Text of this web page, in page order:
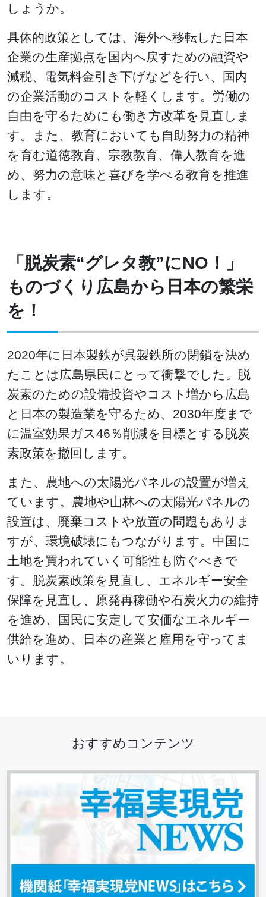
しょうか。
具体的政策としては、海外へ移転した日本
企業の生産拠点を国内へ戻すための融資や
減税、電気料金引き下げなどを行い、国内
の企業活動のコストを軽くします。労働の
自由を守るためにも働き方改革を見直しま
す。また、教育においても自助努力の精神
を育む道徳教育、宗教教育、偉人教育を進
め、努力の意味と喜びを学べる教育を推進
します。
「脱炭素“グレタ教”にNO！」
ものづくり広島から日本の繁栄
を！
2020年に日本製鉄が呉製鉄所の閉鎖を決め
たことは広島県民にとって衝撃でした。脱
炭素のための設備投資やコスト増から広島
と日本の製造業を守るため、2030年度まで
に温室効果ガス46％削減を目標とする脱炭
素政策を撤回します。
また、農地への太陽光パネルの設置が増え
ています。農地や山林への太陽光パネルの
設置は、廃棄コストや放置の問題もありま
すが、環境破壊にもつながります。中国に
土地を買われていく可能性も防ぐべきで
す。脱炭素政策を見直し、エネルギー安全
保障を見直し、原発再稼働や石炭火力の維持
を進め、国民に安定して安価なエネルギー
供給を進め、日本の産業と雇用を守ってま
いります。
おすすめコンテンツ